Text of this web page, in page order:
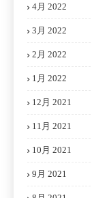
4月 2022
3月 2022
2月 2022
1月 2022
12月 2021
11月 2021
10月 2021
9月 2021